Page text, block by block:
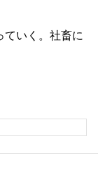
ていく。社畜に